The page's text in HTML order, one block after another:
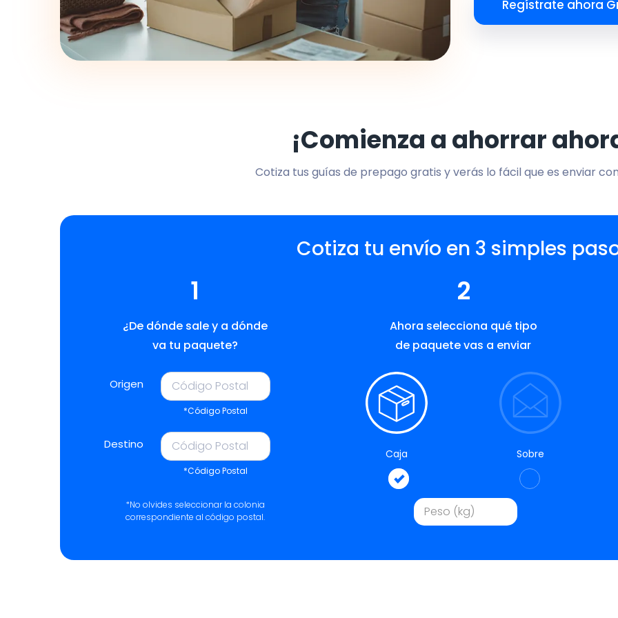
Regístrate ahora
¡Comienza a ahorrar
Cotiza tus guías de prepago gratis y verás lo fácil que es enviar
Cotiza tu envío en 3 simples
1
¿De dónde sale y a dónde
va tu paquete?
Origen
*Código Postal
Destino
*Código Postal
*No olvides seleccionar la colonia
correspondiente al código postal.
2
Ahora selecciona qué tipo
de paquete vas a enviar
Caja Sobre